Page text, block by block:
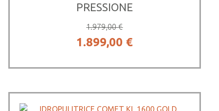
PRESSIONE
1.979,00€
Il
era:
1.899,00 €Il
è: